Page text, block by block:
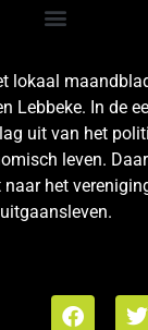
lokaal
Lebbeke. In de
uit van het
leven.
het
uitgaansleven.